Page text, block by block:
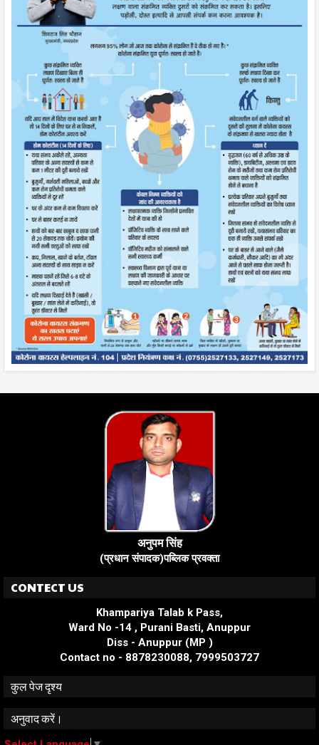
अनुपम सिंह
(प्रधान संपादक)पब्लिक प्रवक्ता
CONTECT US
Khampariya Talab k Pass,
Ward No -14 , Purani Basti, Anuppur
Diss - Anuppur (MP )
Contact no - 8878230088, 7999503727
कुल पेज दृश्य
अनुवाद करें।